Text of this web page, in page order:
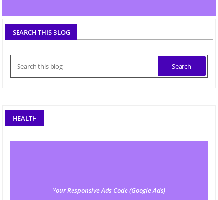
SEARCH THIS BLOG
HEALTH
Your Responsive Ads Code (Google Ads)